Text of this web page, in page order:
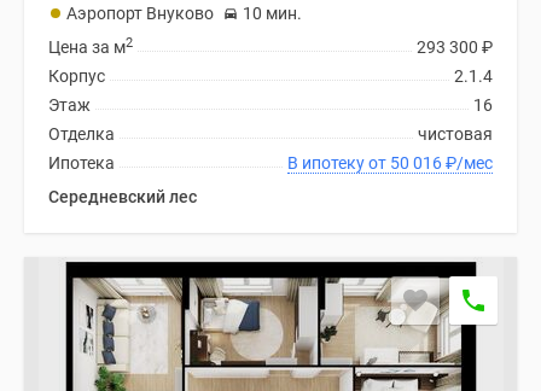
Аэропорт Внуково
10 мин.
293 300 ₽
Цена за м2
2.1.4
Корпус
16
Этаж
чистовая
Отделка
В ипотеку от 50 016₽/мес
Ипотека
Середневский лес